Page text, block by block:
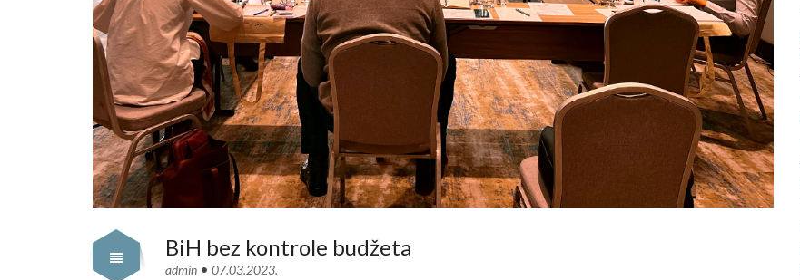
BiH bez kontrole budžeta
admin • 07.03.2023.